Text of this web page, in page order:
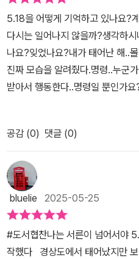
사는 되풀이된다. 그러므로 [우리
다.2024년 12월 3일 밤, 초유의 ‘
회의 의결로 신속하게 해제되었다
기지 않았다.2024년 비상계엄이
0년대와 다르게 수백 명의 시민들
을 수행하지 않거나 소극적으로
만들었다.역사로 남게 될 그 순간
던 행동으로 보여진다.🔖 5월의 끝
리고 그들의 숭고한 죽음도 꼭 기
518광주민주화운동#80년광주#
자#잊지말자#🙏#책스타그램#
#📚
5.18을 어떻게 기억하고 있나요?
다시는 일어나지 않을까?생각하
나요?잊었나요?내가 태어난 해..
진짜 모습을 알려줬다.명령..누군
받아서 행동한다..명령일 뿐인가
맞아서 죽어야 하는 이유가있을까
의 상상력이 조금 부여된 진짜 사
박기현의 이야기..5.18을 기억하
들의 기억해주는게 아닐까 못다한
는게 그분들에게 해드릴수있는 예
의 진짜 모습을 그리고 잊지 말아
지르는 가장 비열하고 끔찍한 일들
행해졌다.”(책중
공감 (0) 댓글 (0)
bluelie 2025-05-25
#도서협찬나는 서른이 넘어서야
작했다 경상도에서 태어났지만 보수를 지지해 본 적 없고(뉴스를 보